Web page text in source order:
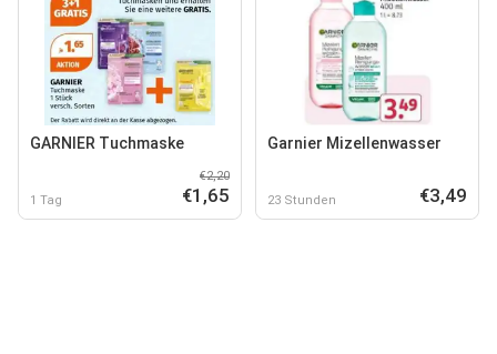
GARNIER Tuchmaske
1 Tag
€2,20
€1,65
Garnier Mizellenwasser
23 Stunden €3,49